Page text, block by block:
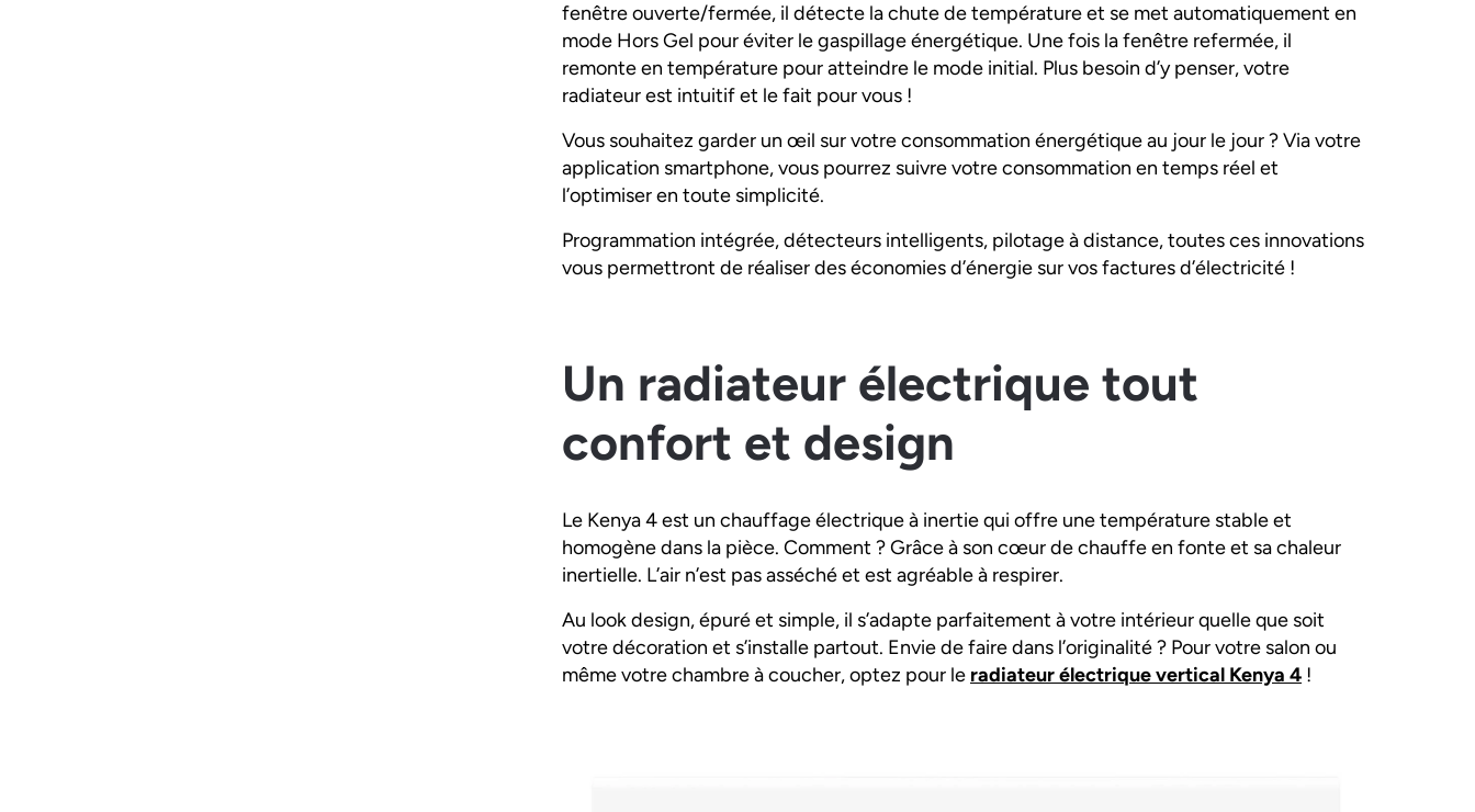
fenêtre ouverte/fermée, il détecte la chute de température et se met automatiquement en
mode Hors Gel pour éviter le gaspillage énergétique. Une fois la fenêtre refermée, il
remonte en température pour atteindre le mode initial. Plus besoin d’y penser, votre
radiateur est intuitif et le fait pour vous !
Vous souhaitez garder un œil sur votre consommation énergétique au jour le jour ? Via votre
application smartphone, vous pourrez suivre votre consommation en temps réel et
l’optimiser en toute simplicité.
Programmation intégrée, détecteurs intelligents, pilotage à distance, toutes ces innovations
vous permettront de réaliser des économies d’énergie sur vos factures d’électricité !
Un radiateur électrique tout
confort et design
Le Kenya 4 est un chauffage électrique à inertie qui offre une température stable et
homogène dans la pièce. Comment ? Grâce à son cœur de chauffe en fonte et sa chaleur
inertielle. L’air n’est pas asséché et est agréable à respirer.
Au look design, épuré et simple, il s’adapte parfaitement à votre intérieur quelle que soit
votre décoration et s’installe partout. Envie de faire dans l’originalité ? Pour votre salon ou
même votre chambre à coucher, optez pour le radiateur électrique vertical Kenya 4 !